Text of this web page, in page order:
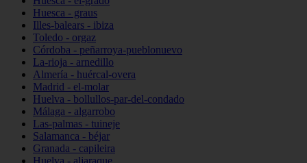
Huesca - graus
Illes-balears - ibiza
Toledo - orgaz
Córdoba - peñarroya-pueblonuevo
La-rioja - arnedillo
Almería - huércal-overa
Madrid - el-molar
Huelva - bollullos-par-del-condado
Málaga - algarrobo
Las-palmas - tuineje
Salamanca - béjar
Granada - capileira
Huelva - aljaraque